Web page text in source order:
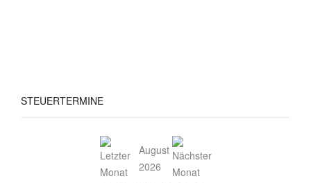
STEUERTERMINE
August
2026